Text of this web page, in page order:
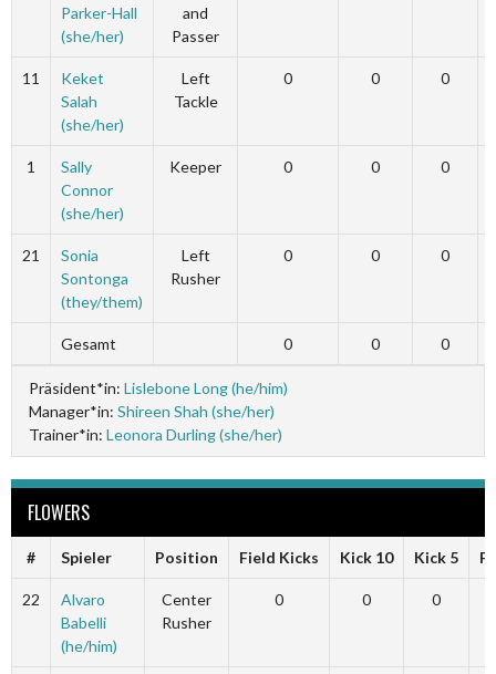
Parker-Hall
(she/her)
and
Passer
11
Keket
Salah
(she/her)
Left
Tackle
0 0 0
1
Sally
Connor
(she/her)
Keeper 0 0 0
21
Sonia
Sontonga
(they/them)
Left
Rusher
0 0 0
Gesamt 0 0 0
Präsident*in: Lislebone Long (he/him)
Manager*in: Shireen Shah (she/her)
Trainer*in: Leonora Durling (she/her)
FLOWERS
# Spieler Position Field Kicks Kick 10 Kick 5
22
Alvaro
Babelli
(he/him)
Center
Rusher
0 0 0